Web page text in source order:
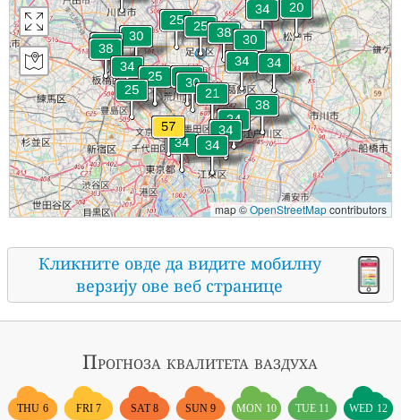
map ©OpenStreetMapcontributors
Кликните овде да видите мобилну
верзију ове веб странице
Прогноза квалитета ваздуха
THU 6 FRI 7 SAT 8 SUN 9 MON 10 TUE 11 WED 12